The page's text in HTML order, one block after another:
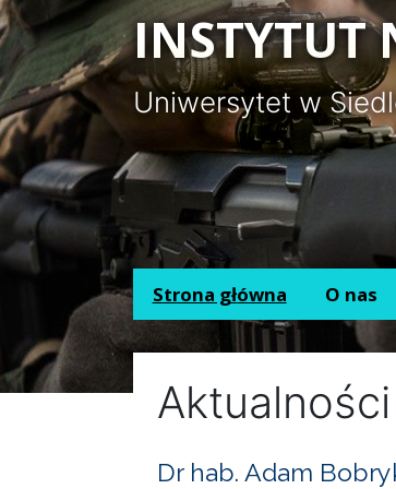
Panel zarządzania plikami cookies
INSTYTUT
Uniwersytet w
Strona główna O nas
Aktualności
Dr hab. Adam